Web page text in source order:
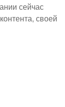
сейчас
своей